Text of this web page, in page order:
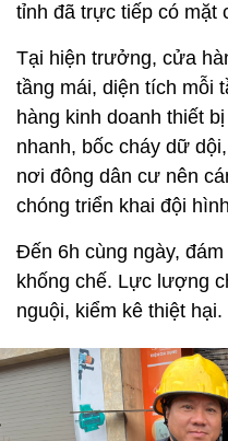
tỉnh đã trực tiếp có mặt
Tại hiện trưởng, cửa
tầng mái, diện tích mỗi
hàng kinh doanh thiết
nhanh, bốc cháy dữ
nơi đông dân cư nên
chóng triển khai đội
Đến 6h cùng ngày,
khống chế. Lực lượng
nguội, kiểm kê thiệt hại.